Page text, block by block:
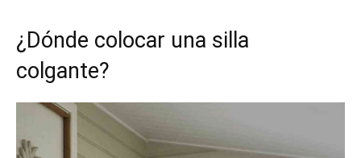
¿Dónde colocar una silla
colgante?